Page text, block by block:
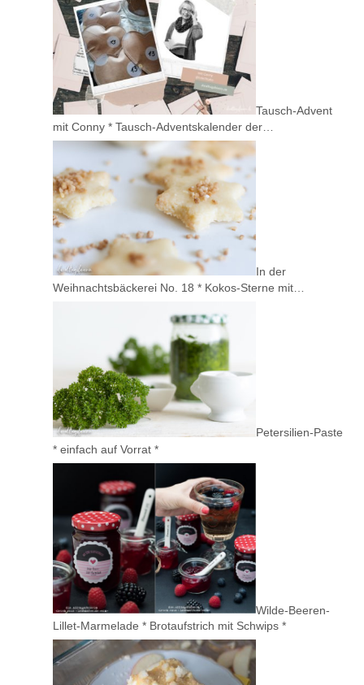
Tausch-Advent
mit Conny * Tausch-Adventskalender der…
In der
Weihnachtsbäckerei No. 18 * Kokos-Sterne mit…
Petersilien-Paste
* einfach auf Vorrat *
Wilde-Beeren-
Lillet-Marmelade * Brotaufstrich mit Schwips *